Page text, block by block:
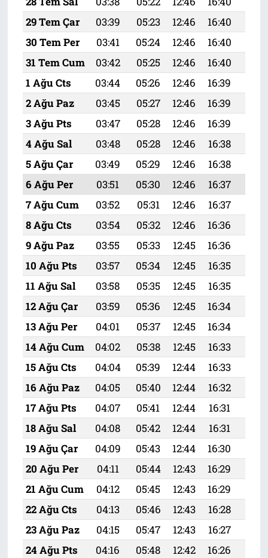
29 Tem Çar
03:39 05:23 12:46 16:40
30 Tem Per
03:41 05:24 12:46 16:40
31 Tem Cum
03:42 05:25 12:46 16:40
1 Ağu Cts
03:44 05:26 12:46 16:39
2 Ağu Paz
03:45 05:27 12:46 16:39
3 Ağu Pts
03:47 05:28 12:46 16:39
4 Ağu Sal
03:48 05:28 12:46 16:38
5 Ağu Çar
03:49 05:29 12:46 16:38
6 Ağu Per
03:51 05:30 12:46 16:37
7 Ağu Cum
03:52 05:31 12:46 16:37
8 Ağu Cts
03:54 05:32 12:46 16:36
9 Ağu Paz
03:55 05:33 12:45 16:36
10 Ağu Pts
03:57 05:34 12:45 16:35
11 Ağu Sal
03:58 05:35 12:45 16:35
12 Ağu Çar
03:59 05:36 12:45 16:34
13 Ağu Per
04:01 05:37 12:45 16:34
14 Ağu Cum
04:02 05:38 12:45 16:33
15 Ağu Cts
04:04 05:39 12:44 16:33
16 Ağu Paz
04:05 05:40 12:44 16:32
17 Ağu Pts
04:07 05:41 12:44 16:31
18 Ağu Sal
04:08 05:42 12:44 16:31
19 Ağu Çar
04:09 05:43 12:44 16:30
20 Ağu Per
04:11 05:44 12:43 16:29
21 Ağu Cum
04:12 05:45 12:43 16:29
22 Ağu Cts
04:13 05:46 12:43 16:28
23 Ağu Paz
04:15 05:47 12:43 16:27
24 Ağu Pts
04:16 05:48 12:42 16:26